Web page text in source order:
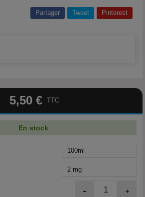
Partager Tweet Pinterest
5,50 € TTC
En stock
- +